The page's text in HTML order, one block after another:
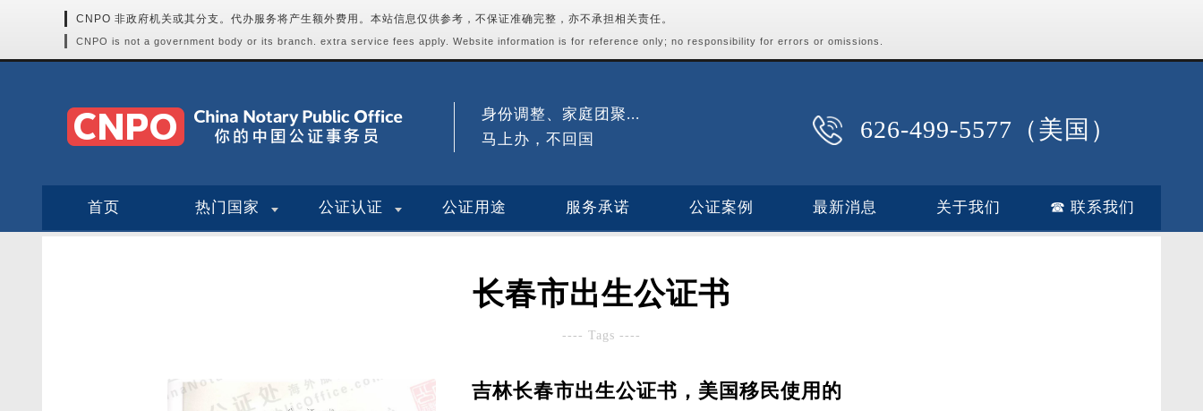
CNPO 非政府机关或其分支。代办服务将产生额外费用。本站信息仅供参考，不保证准确完整，亦不承担相关责任。
CNPO is not a government body or its branch. extra service fees apply. Website information is for reference only; no responsibility for errors or omissions.
626-499-5577（美国）
身份调整、家庭团聚...
马上办，不回国
首页 热门国家 公证认证 公证用途 服务承诺 公证案例 最新消息 关于我们 ☎ 联系我们
长春市出生公证书
---- Tags ----
吉林长春市出生公证书，美国移民使用的